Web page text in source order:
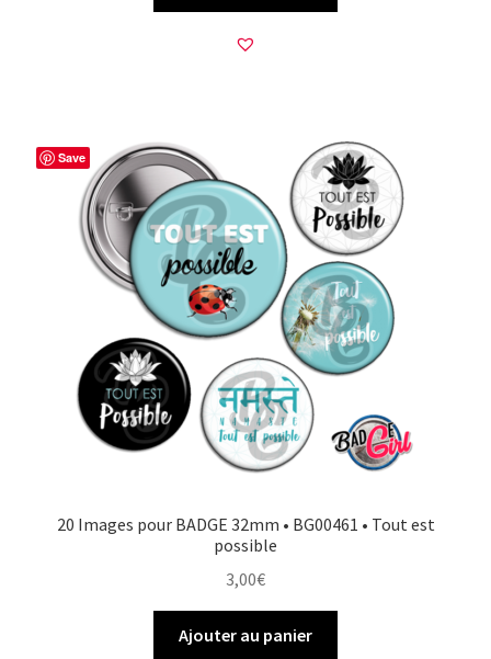
Save
20 Images pour BADGE 32mm • BG00461 • Tout est
possible
3,00€
Ajouter au panier